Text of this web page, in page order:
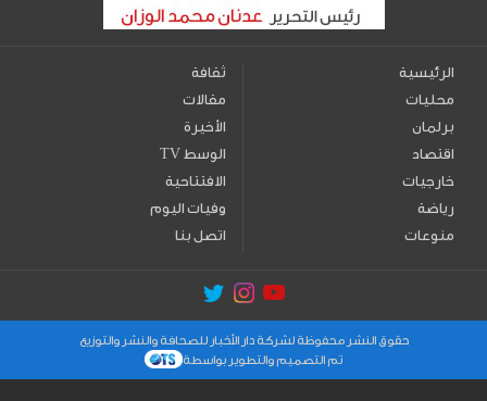
الرئيسية
محليات
برلمان
اقتصاد
خارجيات
رياضة
منوعات
ثقافة
مقالات
الأخيرة
TV الوسط
الافتتاحية
وفيات اليوم
اتصل بنا
حقوق النشر محفوظة لشركة دار الأخبار للصحافة والنشر والتوزيع
تم التصميم والتطوير بواسطة